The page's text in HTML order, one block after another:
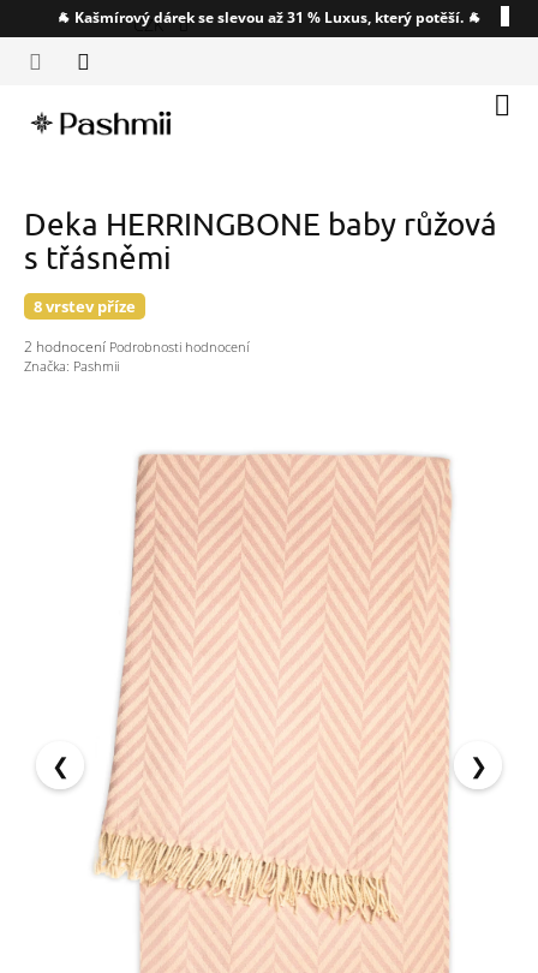
na
obsah
🐐 Kašmírový dárek se slevou až 31 % Luxus, který potěší. 🐐
CZK
Deka HERRINGBONE baby růžová
s třásněmi
8 vrstev příze
Průměrné
hodnocení
2 hodnocení Podrobnosti hodnocení
Značka: Pashmii
❮ ❯